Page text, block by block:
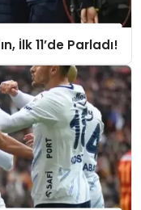
İlk 11’de Parladı!